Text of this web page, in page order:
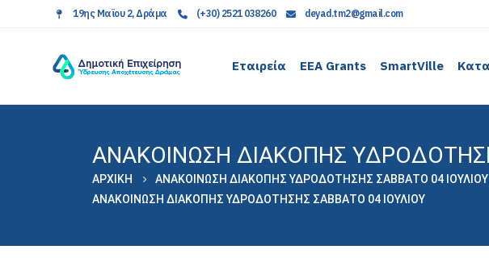
19ης Μαϊου 2, Δράμα (+30) 2521 038260 deyad.tm2@gmail.com
Εταιρεία EEA Grants SmartVille
ΑΝΑΚΟΙΝΩΣΗ ΔΙΑΚΟΠΗΣ
ΑΡΧΙΚΉ
ΑΝΑΚΟΙΝΩΣΗ ΔΙΑΚΟΠΗΣ ΥΔΡΟΔΟΤΗΣΗΣ ΣΑΒΒΑΤΟ 04 ΙΟΥΛΙΟΥ
ΑΝΑΚΟΙΝΩΣΗ ΔΙΑΚΟΠΗΣ ΥΔΡΟΔΟΤΗΣΗΣ ΣΑΒΒΑΤΟ 04 ΙΟΥΛΙΟΥ